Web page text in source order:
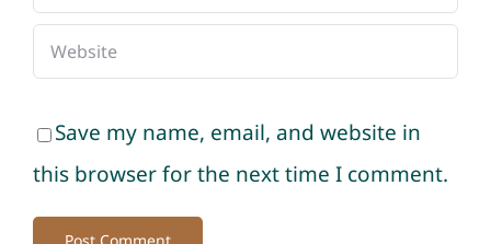
Save my name, email, and website in
this browser for the next time I comment.